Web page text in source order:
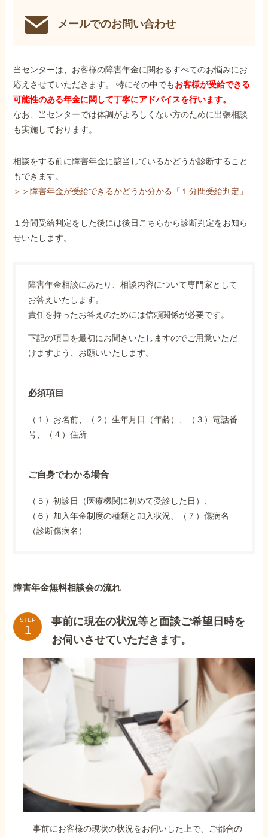
メールでのお問い合わせ
当センターは、お客様の障害年金に関わるすべてのお悩みにお
応えさせていただきます。 特にその中でもお客様が受給できる
可能性のある年金に関して丁寧にアドバイスを行います。
なお、当センターでは体調がよろしくない方のために出張相談
も実施しております。
相談をする前に障害年金に該当しているかどうか診断すること
もできます。
＞＞障害年金が受給できるかどうか分かる「１分間受給判定」
１分間受給判定をした後には後日こちらから診断判定をお知ら
せいたします。
障害年金相談にあたり、相談内容について専門家として
お答えいたします。
責任を持ったお答えのためには信頼関係が必要です。
下記の項目を最初にお聞きいたしますのでご用意いただ
けますよう、お願いいたします。
必須項目
（１）お名前、（２）生年月日（年齢）、（３）電話番
号、（４）住所
ご自身でわかる場合
（５）初診日（医療機関に初めて受診した日）、
（６）加入年金制度の種類と加入状況、（７）傷病名
（診断傷病名）
障害年金無料相談会の流れ
STEP
事前に現在の状況等と面談ご希望日時を
お伺いさせていただきます。
事前にお客様の現状の状況をお伺いした上で、ご都合の